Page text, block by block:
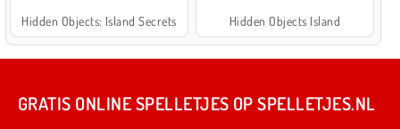
Hidden Objects: Island Secrets Hidden Objects Island
GRATIS ONLINE SPELLETJES OP SPELLETJES.NL